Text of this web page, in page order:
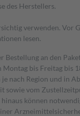
des Herstellers.
verwenden. Vor
lesen.
Bestellung an den
Montag bis Freitag bis
nach Region und in
sowie vom
können